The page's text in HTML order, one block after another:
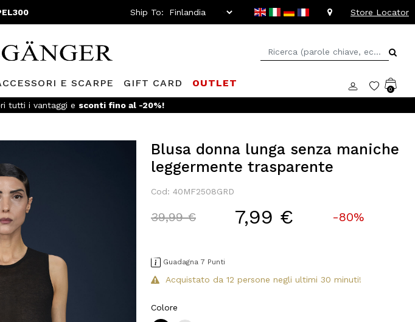
Ship To: Store Locator
E SCARPE GIFT CARD OUTLET
0
tutti i vantaggi e sconti fino al -20%!
Blusa donna lunga senza maniche
leggermente trasparente
Cod: 40MF2508GRD
Price reduced from
39,99 €to 7,99 € -80%
Guadagna 7 Punti
Acquistato da 12 persone negli ultimi 30 minuti!
Colore